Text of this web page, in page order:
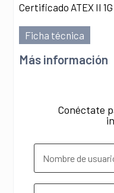
Certificado ATEX II
Ficha técnica
Más información
Conéctate